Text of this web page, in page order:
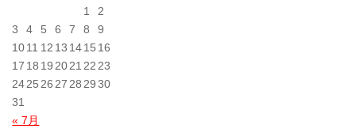
« 7月
1
2
3
4 5 6 7 8
9
1011 12 13 1415 16
17 18 19 2021 22 23
2425 26 27 28 29 30
31